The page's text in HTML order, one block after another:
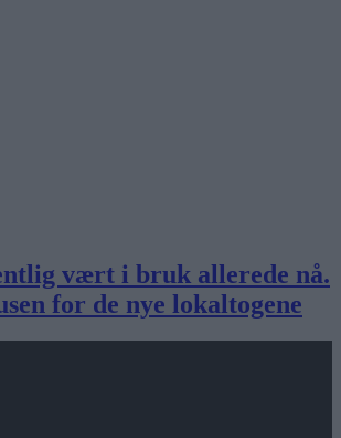
vært i bruk allerede nå.
for de nye lokaltogene